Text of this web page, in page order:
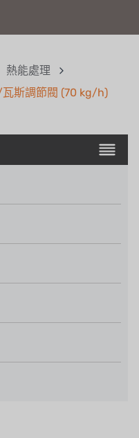
熱能處理
斯調節閥 (70 kg/h)